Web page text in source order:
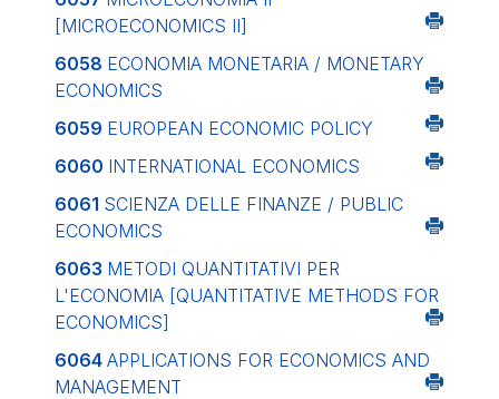
[MICROECONOMICS II]
6058 ECONOMIA MONETARIA / MONETARY
ECONOMICS
6059 EUROPEAN ECONOMIC POLICY
6060 INTERNATIONAL ECONOMICS
6061 SCIENZA DELLE FINANZE / PUBLIC
ECONOMICS
6063 METODI QUANTITATIVI PER
L'ECONOMIA [QUANTITATIVE METHODS FOR
ECONOMICS]
6064 APPLICATIONS FOR ECONOMICS AND
MANAGEMENT